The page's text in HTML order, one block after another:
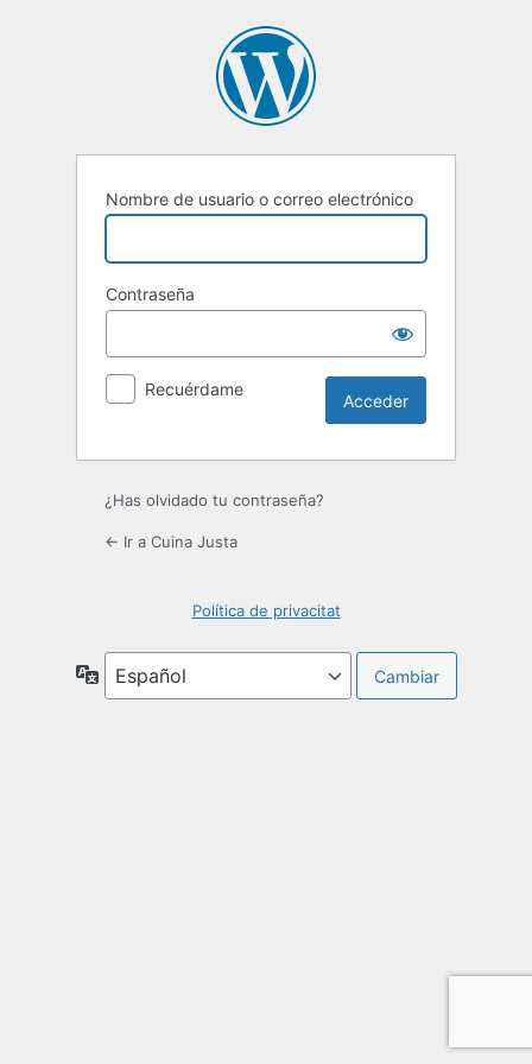
Nombre de usuario o correo electrónico
Contraseña
Recuérdame
¿Has olvidado tu contraseña?
← Ir a Cuina Justa
Política de privacitat
Idioma